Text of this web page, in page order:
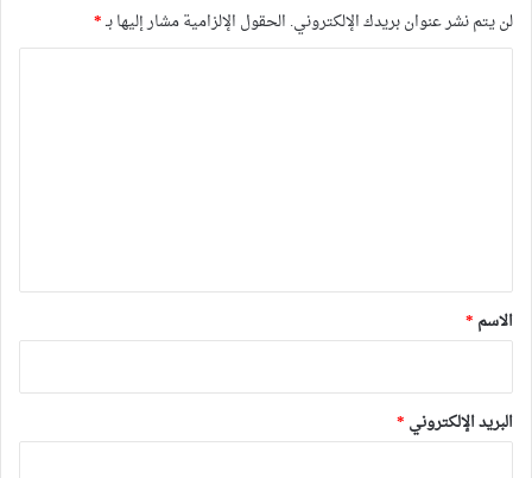
لن يتم نشر عنوان بريدك الإلكتروني. الحقول الإلزامية مشار إليها بـ*
*
الاسم *
البريد الإلكتروني *